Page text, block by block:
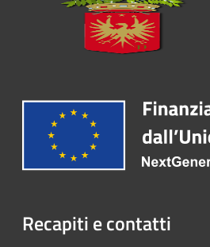
Recapiti e contatti